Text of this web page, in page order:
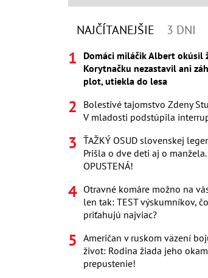
NAJČÍTANEJŠIE 3 DNI
Domáci miláčik Albert okúsil
Korytnačku nezastavil ani
plot, utiekla do lesa
Bolestivé tajomstvo Zdeny
V mladosti podstúpila
ŤAŽKÝ OSUD slovenskej
Prišla o dve deti aj o
OPUSTENÁ!
Otravné komáre možno na
len tak: TEST výskumníkov,
priťahujú najviac?
Američan v ruskom väzení
život: Rodina žiada jeho
prepustenie!